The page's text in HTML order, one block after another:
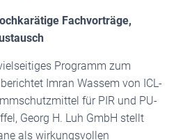
Fachvorträge,
Programm zum
Imran Wassem von ICL-
für PIR und PU-
Georg H. Luh GmbH stellt
als wirkungsvollen